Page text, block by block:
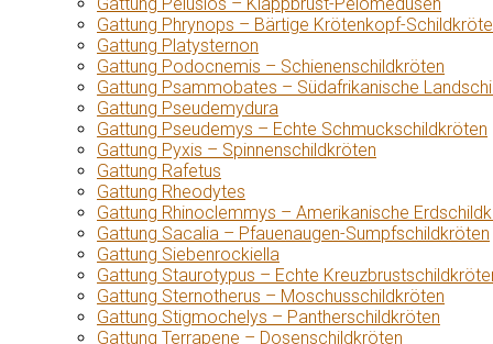
Gattung Phrynops – Bärtige Krötenkopf-
Gattung Platysternon
Gattung Podocnemis – Schienenschildkröten
Gattung Psammobates – Südafrikanische
Gattung Pseudemydura
Gattung Pseudemys – Echte Schmuckschildkröten
Gattung Pyxis – Spinnenschildkröten
Gattung Rafetus
Gattung Rheodytes
Gattung Rhinoclemmys – Amerikanische
Gattung Sacalia – Pfauenaugen-Sumpfschildkröten
Gattung Siebenrockiella
Gattung Staurotypus – Echte
Gattung Sternotherus – Moschusschildkröten
Gattung Stigmochelys – Pantherschildkröten
Gattung Terrapene – Dosenschildkröten